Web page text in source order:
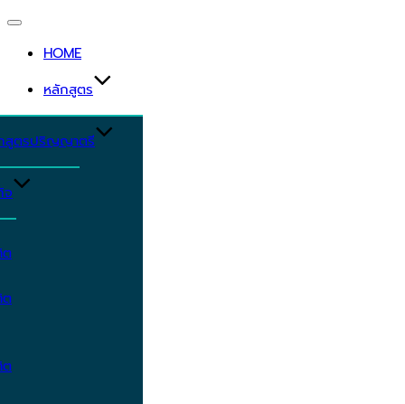
Toggle
navigation
HOME
หลักสูตร
สูตรปริญญาตรี
จ
ต
ต
ต